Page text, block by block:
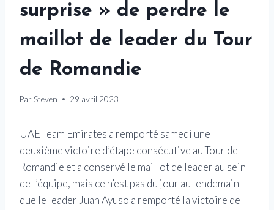
surprise » de perdre le
maillot de leader du Tour
de Romandie
Par Steven 29 avril 2023
UAE Team Emirates a remporté samedi une
deuxième victoire d’étape consécutive au Tour de
Romandie et a conservé le maillot de leader au sein
de l’équipe, mais ce n’est pas du jour au lendemain
que le leader Juan Ayuso a remporté la victoire de